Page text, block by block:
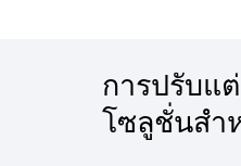
การปรับแ
โซลูชั่นสำ